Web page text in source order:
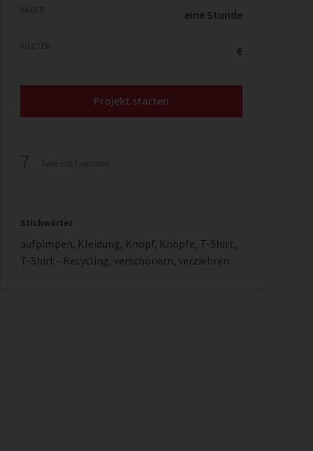
eine Stunde
€
Projekt starten
Stichwörter
aufpimpen, Kleidung, Knopf, Knöpfe, T-Shirt,
T-Shirt - Recycling, verschönern, verziehren